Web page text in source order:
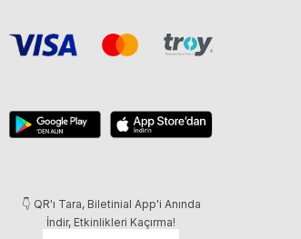
👇 QR'ı Tara, Biletinial App'i Anında
İndir, Etkinlikleri Kaçırma!